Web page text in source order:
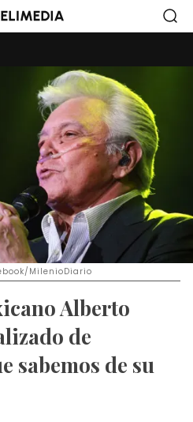
MilenioDiario
Alberto
de
sabemos de su